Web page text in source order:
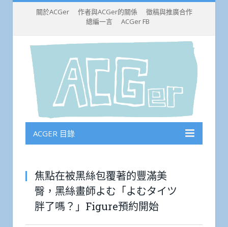
關於ACGer 作者與ACGer的關係
徵稿與推廣合作
總編一言
ACGer FB
ACGER 目錄
焦點在被黑絲包覆著的豐滿美
臀，黑絲畫師よむ「よむタイツ
胖了嗎？」Figure預約開始